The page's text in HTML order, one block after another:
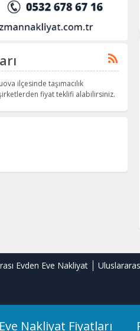
ilçesinde taşımacılık
fiyat teklifi alabilirsiniz.
Evden Eve Nakliyat
Nakliyat Fiyatları